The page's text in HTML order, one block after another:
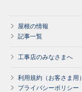
屋根の情報
記事一覧
工事店のみなさまへ
利用規約（お客さま用）
プライバシーポリシー